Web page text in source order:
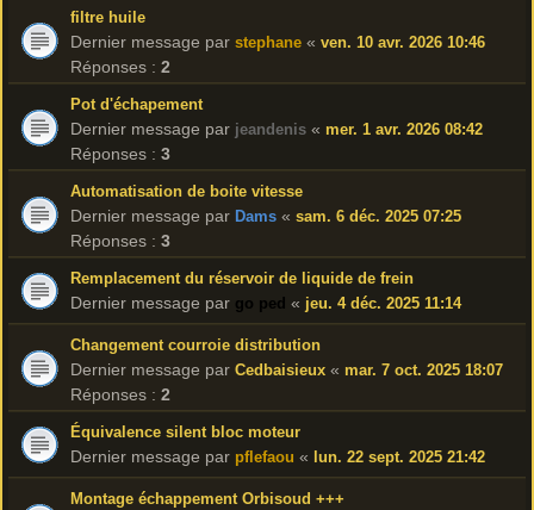
filtre huile
Dernier message par stephane « ven. 10 avr. 2026 10:46
Réponses : 2
Pot d'échapement
Dernier message par jeandenis « mer. 1 avr. 2026 08:42
Réponses : 3
Automatisation de boite vitesse
Dernier message par Dams « sam. 6 déc. 2025 07:25
Réponses : 3
Remplacement du réservoir de liquide de frein
Dernier message par go ped « jeu. 4 déc. 2025 11:14
Changement courroie distribution
Dernier message par Cedbaisieux « mar. 7 oct. 2025 18:07
Réponses : 2
Équivalence silent bloc moteur
Dernier message par pflefaou « lun. 22 sept. 2025 21:42
Montage échappement Orbisoud +++